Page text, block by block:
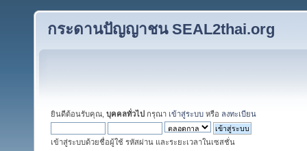
กระดานปัญญาชน SEAL2thai.org
ยินดีต้อนรับคุณ, บุคคลทั่วไป กรุณา เข้าสู่ระบบ หรือ ลงทะเบียน
เข้าสู่ระบบด้วยชื่อผู้ใช้ รหัสผ่าน และระยะเวลาในเซสชั่น